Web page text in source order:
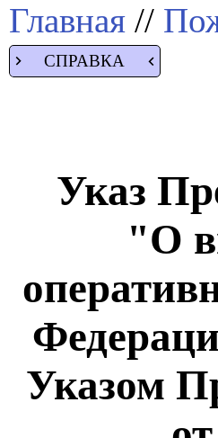
Главная //
СПРАВКА
Указ
"О
Указом